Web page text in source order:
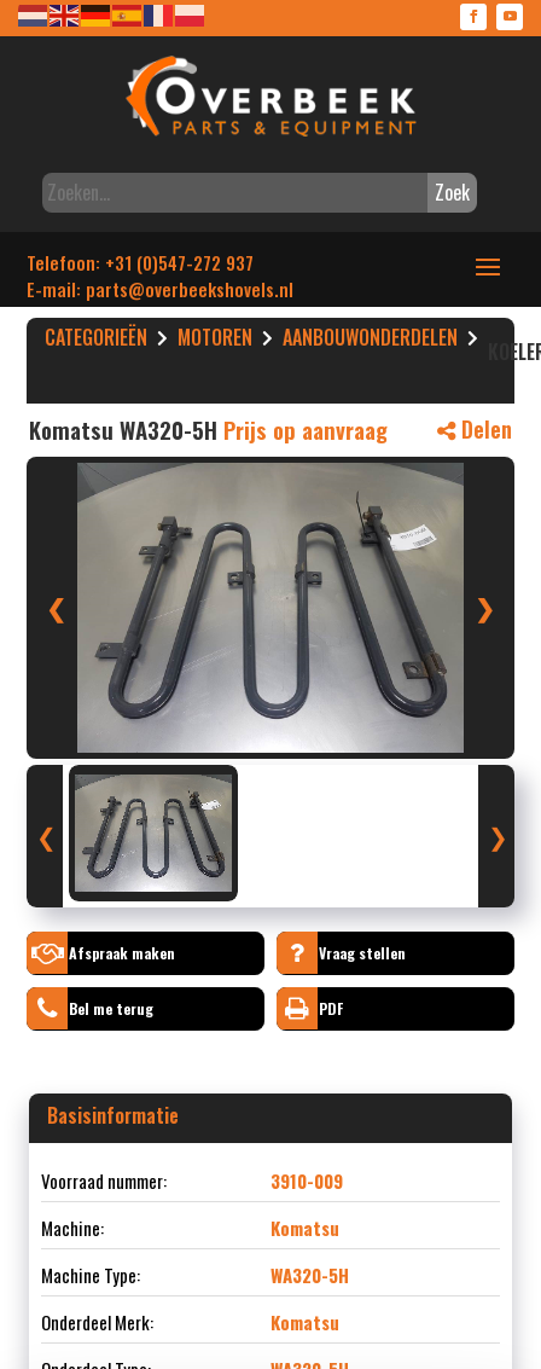
Zoek
Telefoon: +31 (0)547-272 937
E-mail: parts@overbeekshovels.nl
CATEGORIEËN MOTOREN AANBOUWONDERDELEN
Komatsu WA320-5H Prijs op aanvraag Delen
❮ ❯
❮ ❯
Afspraak maken Vraag stellen
Bel me terug PDF
Basisinformatie
Voorraad nummer:
3910-009
Machine:
Komatsu
Machine Type:
WA320-5H
Onderdeel Merk:
Komatsu